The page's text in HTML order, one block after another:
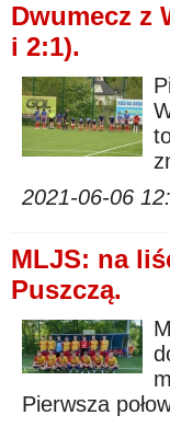
Dwumecz z
i 2:1).
2021-06-06
MLJS: na
Puszczą.
Pierwsza